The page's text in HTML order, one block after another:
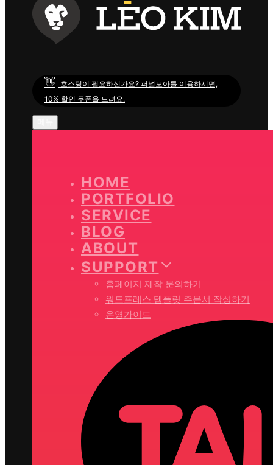
👋 호스팅이 필요하신가요? 퍼널모아를 이용하시면,
10% 할인 쿠폰을 드려요.
HOME
PORTFOLIO
SERVICE
BLOG
ABOUT
SUPPORT
홈페이지 제작 문의하기
워드프레스 템플릿 주문서 작성하기
운영가이드